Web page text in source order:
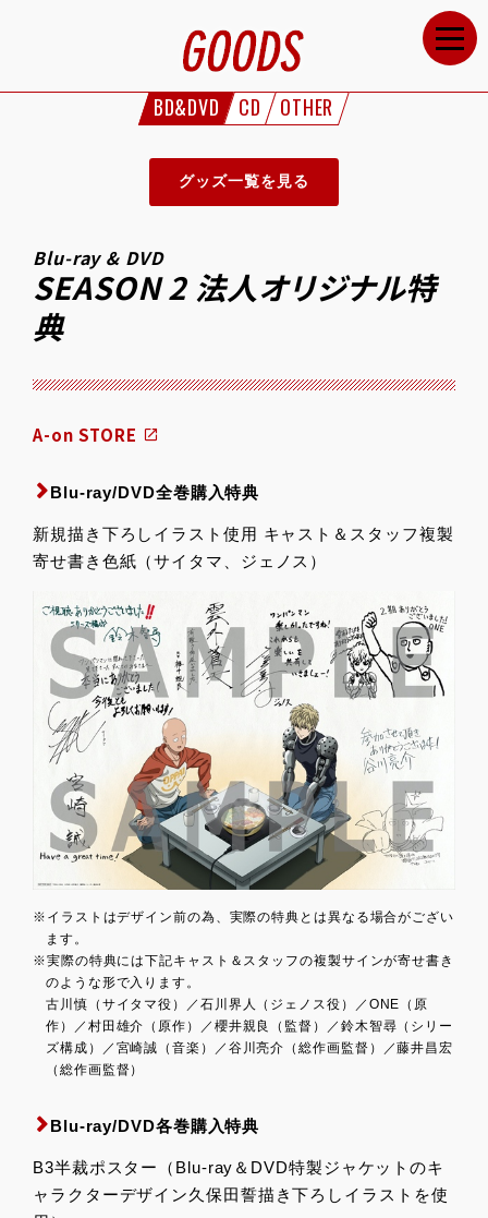
HOME
NEWS
STAFF&CAST
STORY
CHARACTERS
GOODS
SPECIAL
BD&DVD CD OTHER
グッズ一覧を見る
Blu-ray & DVD
SEASON 2 法人オリジナル特
典
A-on STORE
Blu-ray/DVD全巻購入特典
新規描き下ろしイラスト使用 キャスト＆スタッフ複製
寄せ書き色紙（サイタマ、ジェノス）
※イラストはデザイン前の為、実際の特典とは異なる場合がござい
ます。
※実際の特典には下記キャスト＆スタッフの複製サインが寄せ書き
のような形で入ります。
古川慎（サイタマ役）／石川界人（ジェノス役）／ONE（原
作）／村田雄介（原作）／櫻井親良（監督）／鈴木智尋（シリー
ズ構成）／宮崎誠（音楽）／谷川亮介（総作画監督）／藤井昌宏
（総作画監督）
Blu-ray/DVD各巻購入特典
B3半裁ポスター（Blu-ray＆DVD特製ジャケットのキ
ャラクターデザイン久保田誓描き下ろしイラストを使